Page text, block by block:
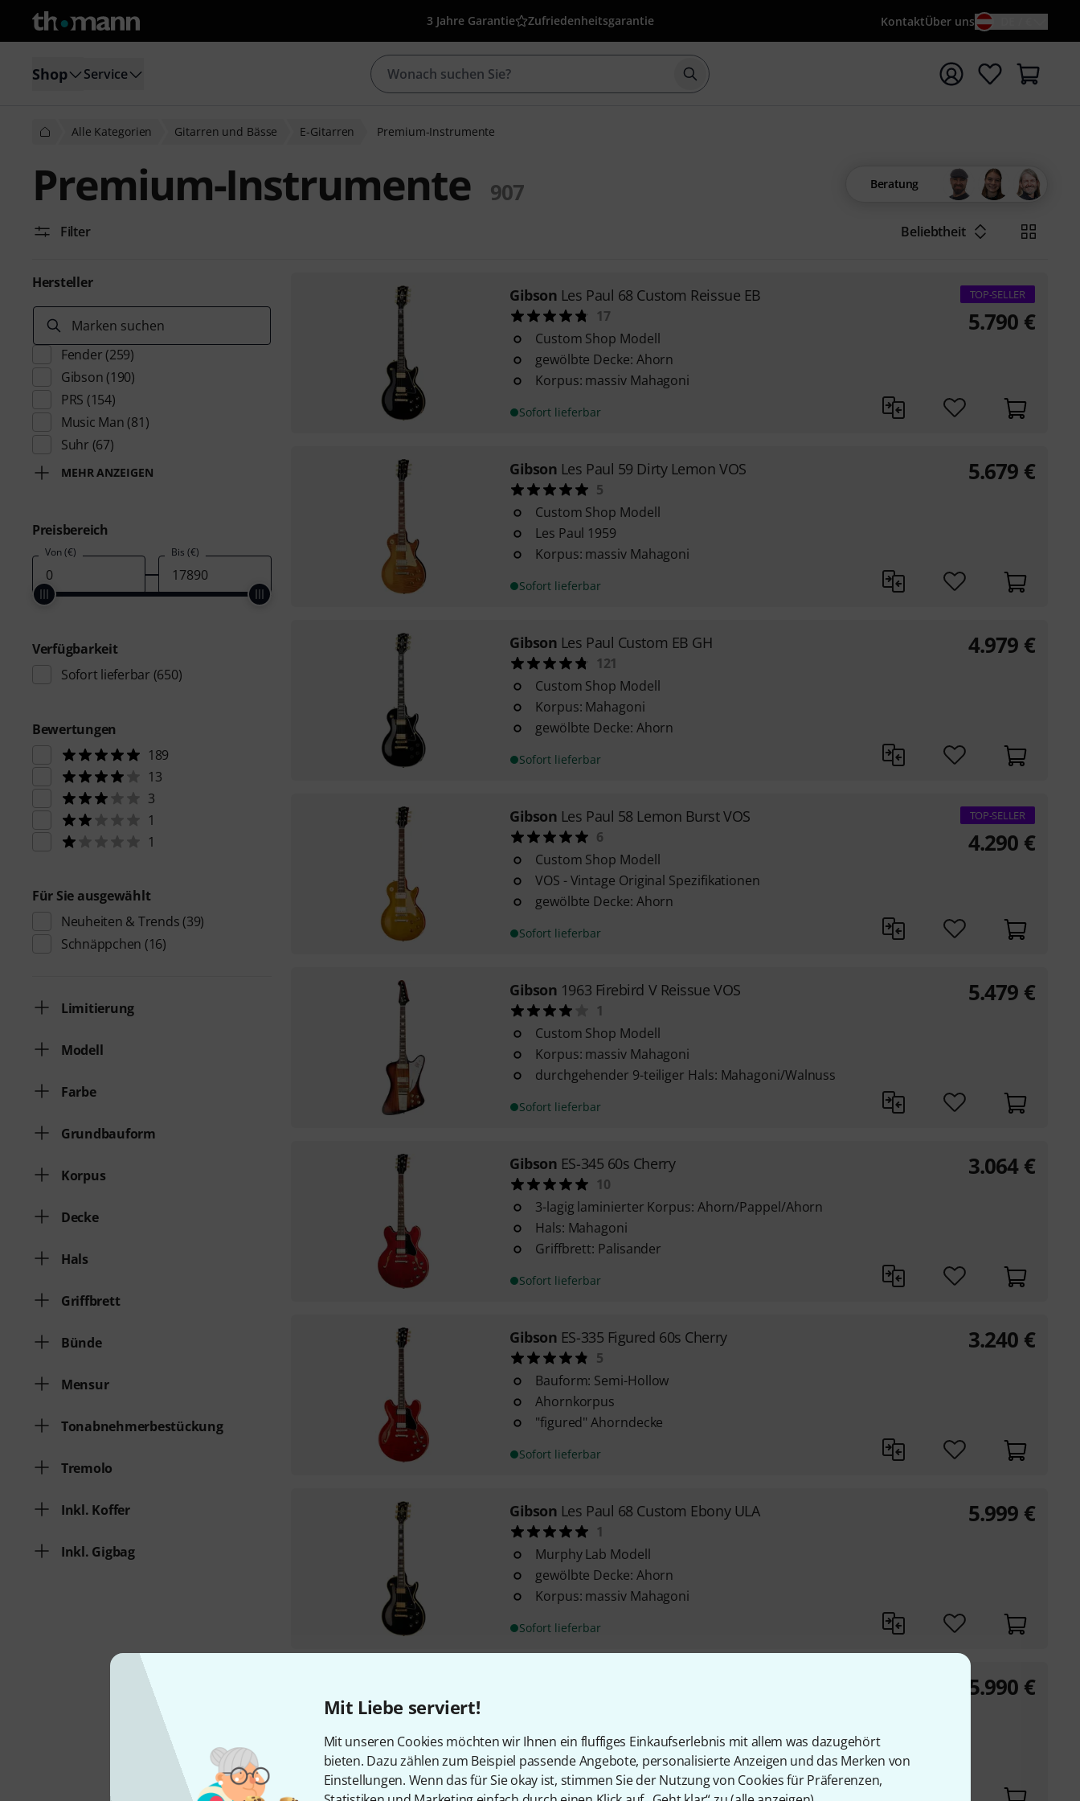
Mit Liebe serviert!
Mit unseren Cookies möchten wir Ihnen ein fluffiges Einkaufserlebnis mit allem was dazugehört
bieten. Dazu zählen zum Beispiel passende Angebote, personalisierte Anzeigen und das Merken von
Einstellungen. Wenn das für Sie okay ist, stimmen Sie der Nutzung von Cookies für Präferenzen,
3 Jahre Garantie Zufriedenheitsgarantie KontaktÜber uns
Shop Service Suche mit Suchwort {searchTerm} starten
Alle Kategorien Gitarren und Bässe E-Gitarren Premium-Instrumente
Premium-Instrumente 907 Beratung
Filter Beliebtheit
Hersteller
Marken suchen
Fender (259)
Gibson (190)
PRS (154)
Music Man (81)
Suhr (67)
MEHR ANZEIGEN
Preisbereich
Von (€) Bis (€)
Verfügbarkeit
Sofort lieferbar (650)
Bewertungen
189
13
3
1
1
Für Sie ausgewählt
Neuheiten & Trends (39)
Schnäppchen (16)
Limitierung
Modell
Farbe
Grundbauform
Korpus
Decke
Hals
Griffbrett
Bünde
Mensur
Tonabnehmerbestückung
Tremolo
Inkl. Koffer
Inkl. Gigbag
Gibson Les Paul 68 Custom Reissue EB
17
Custom Shop Modell
gewölbte Decke: Ahorn
Korpus: massiv Mahagoni
Sofort lieferbar
TOP-SELLER
5.790 €
Gibson Les Paul 59 Dirty Lemon VOS
5
Custom Shop Modell
Les Paul 1959
Korpus: massiv Mahagoni
Sofort lieferbar
5.679 €
Gibson Les Paul Custom EB GH
121
Custom Shop Modell
Korpus: Mahagoni
gewölbte Decke: Ahorn
Sofort lieferbar
4.979 €
Gibson Les Paul 58 Lemon Burst VOS
6
Custom Shop Modell
VOS - Vintage Original Spezifikationen
gewölbte Decke: Ahorn
Sofort lieferbar
TOP-SELLER
4.290 €
Gibson 1963 Firebird V Reissue VOS
1
Custom Shop Modell
Korpus: massiv Mahagoni
durchgehender 9-teiliger Hals: Mahagoni/Walnuss
Sofort lieferbar
5.479 €
Gibson ES-345 60s Cherry
10
3-lagig laminierter Korpus: Ahorn/Pappel/Ahorn
Hals: Mahagoni
Griffbrett: Palisander
Sofort lieferbar
3.064 €
Gibson ES-335 Figured 60s Cherry
5
Bauform: Semi-Hollow
Ahornkorpus
"figured" Ahorndecke
Sofort lieferbar
3.240 €
Gibson Les Paul 68 Custom Ebony ULA
1
Murphy Lab Modell
gewölbte Decke: Ahorn
Korpus: massiv Mahagoni
Sofort lieferbar
5.999 €
Mahagonikorpus
einteiliger Mahagonihals
5.990 €